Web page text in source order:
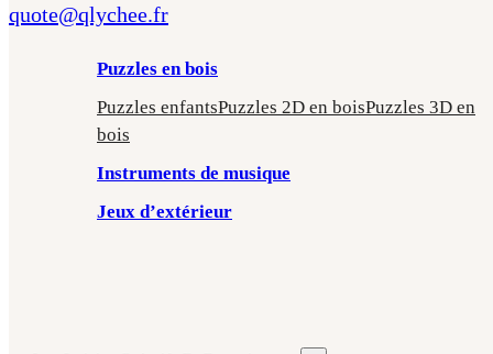
quote@qlychee.fr
Puzzles en bois
Puzzles enfantsPuzzles 2D en boisPuzzles 3D en
bois
Instruments de musique
Jeux d’extérieur